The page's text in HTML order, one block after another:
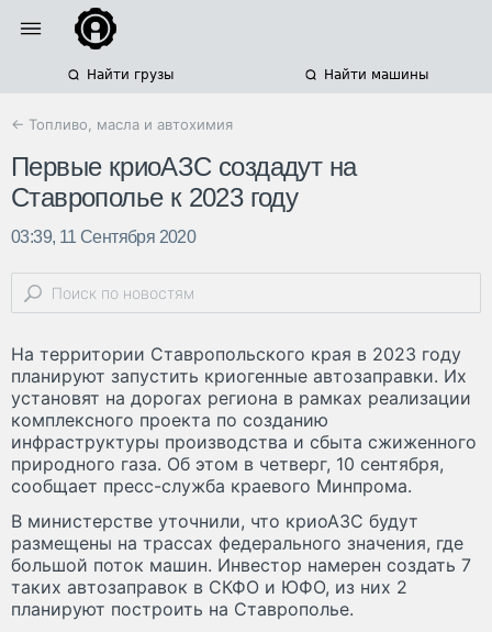
Найти грузы Найти машины
← Топливо, масла и автохимия
Первые криоАЗС создадут на
Ставрополье к 2023 году
03:39, 11 Сентября 2020
На территории Ставропольского края в 2023 году
планируют запустить криогенные автозаправки. Их
установят на дорогах региона в рамках реализации
комплексного проекта по созданию
инфраструктуры производства и сбыта сжиженного
природного газа. Об этом в четверг, 10 сентября,
сообщает пресс-служба краевого Минпрома.
В министерстве уточнили, что криоАЗС будут
размещены на трассах федерального значения, где
большой поток машин. Инвестор намерен создать 7
таких автозаправок в СКФО и ЮФО, из них 2
планируют построить на Ставрополье.